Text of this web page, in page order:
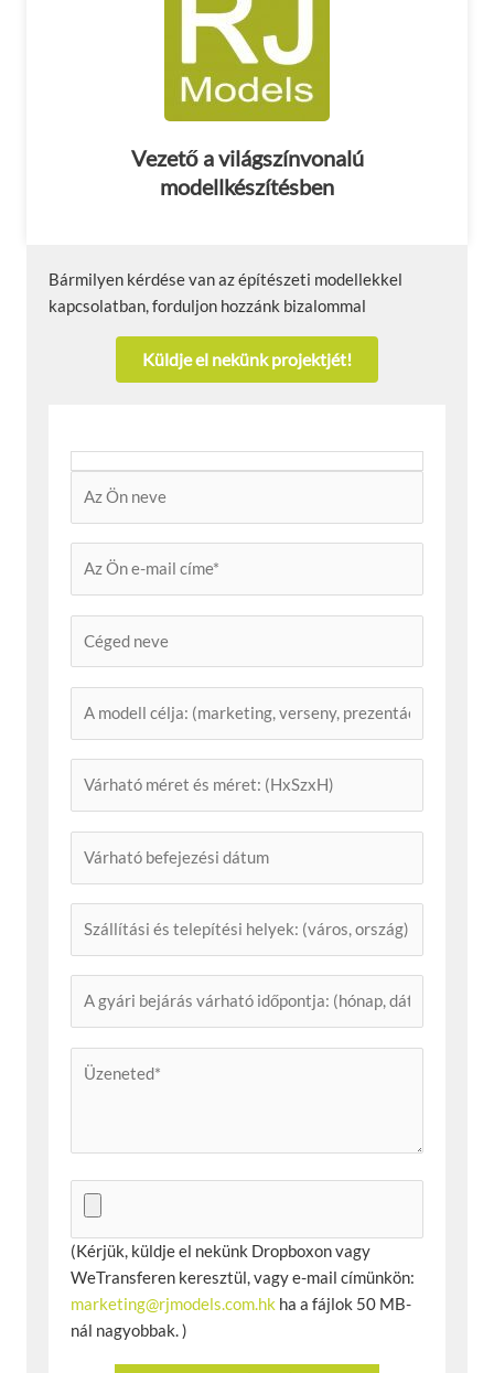
Vezető a világszínvonalú
modellkészítésben
Bármilyen kérdése van az építészeti modellekkel
kapcsolatban, forduljon hozzánk bizalommal
Küldje el nekünk projektjét!
(Kérjük, küldje el nekünk Dropboxon vagy
WeTransferen keresztül, vagy e-mail címünkön:
marketing@rjmodels.com.hk ha a fájlok 50 MB-
nál nagyobbak. )